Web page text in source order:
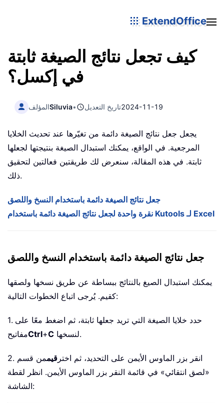
ExtendOffice
كيف تجعل نتائج الصيغة ثابتة
في إكسل؟
المؤلفSiluvia• تاريخ التعديل2024-11-19
يجعل جعل نتائج الصيغة دائمة من تغيّرها عند تحديث الخلايا
المرجعية. في الواقع، يمكنك استبدال الصيغة بنتيجتها لجعلها
ثابتة. في هذه المقالة، سنعرض لك طريقتين فعالتين لتحقيق
ذلك.
جعل نتائج الصيغة دائمة باستخدام النسخ واللصق
نقرة واحدة لجعل نتائج الصيغة دائمة باستخدام Kutools لـ Excel
جعل نتائج الصيغة دائمة باستخدام النسخ واللصق
يمكنك استبدال الصيغ بالنتائج ببساطة عن طريق نسخها ولصقها
كقيم. يُرجى اتباع الخطوات التالية:
1. حدد خلايا الصيغة التي تريد جعلها ثابتة، ثم اضغط معًا على
مفاتيحCtrl+C لنسخها.
2. انقر بزر الماوس الأيمن على التحديد، ثم اختر قيممن قسم
«لصق انتقائي» في قائمة النقر بزر الماوس الأيمن. انظر لقطة
الشاشة: